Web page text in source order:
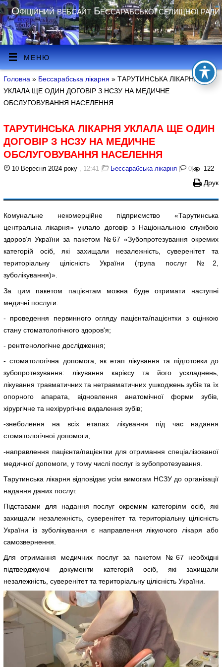
Офіційний вебсайт Бессарабської селищної ради
МЕНЮ
Головна » Бессарабська лікарня » ТАРУТИНСЬКА ЛІКАРНЯ
УКЛАЛА ЩЕ ОДИН ДОГОВІР З НСЗУ НА МЕДИЧНЕ
ОБСЛУГОВУВАННЯ НАСЕЛЕННЯ
ТАРУТИНСЬКА ЛІКАРНЯ УКЛАЛА ЩЕ ОДИН
ДОГОВІР З НСЗУ НА МЕДИЧНЕ
ОБСЛУГОВУВАННЯ НАСЕЛЕННЯ
10 Вересня 2024 року , 12:41 | Бессарабська лікарня | 0 | 122
Друк
Комунальне некомерційне підприємство «Тарутинська
центральна лікарня» уклало договір з Національною службою
здоров’я України за пакетом №67 «Зубопротезування окремих
категорій осіб, які захищали незалежність, суверенітет та
територіальну цілісність України (група послуг №2,
зуболікування)».
За цим пакетом пацієнтам можна буде отримати наступні
медичні послуги:
- проведення первинного огляду пацієнта/пацієнтки з оцінкою
стану стоматологічного здоров'я;
- рентгенологічне дослідження;
- стоматологічна допомога, як етап лікування та підготовки до
зубопротезування: лікування карієсу та його ускладнень,
лікування травматичних та нетравматичних ушкоджень зубів та їх
опорного апарата, відновлення анатомічної форми зубів,
хірургічне та нехірургічне видалення зубів;
-знеболення на всіх етапах лікування під час надання
стоматологічної допомоги;
-направлення пацієнта/пацієнтки для отримання спеціалізованої
медичної допомоги, у тому числі послуг із зубопротезування.
Тарутинська лікарня відповідає усім вимогам НСЗУ до організації
надання даних послуг.
Підставами для надання послуг окремим категоріям осіб, які
захищали незалежність, суверенітет та територіальну цілісність
України із зуболікування є направлення лікуючого лікаря або
самозвернення.
Для отримання медичних послуг за пакетом №67 необхідні
підтверджуючі документи категорій осіб, які захищали
незалежність, суверенітет та територіальну цілісність України.